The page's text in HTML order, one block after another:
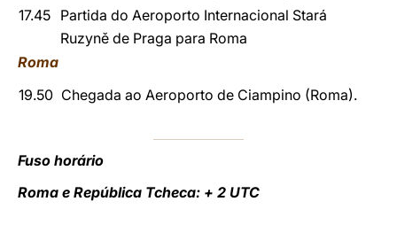
17.45 Partida do Aeroporto Internacional Stará
Ruzyně de Praga para Roma
Roma
19.50 Chegada ao Aeroporto de Ciampino (Roma).
Fuso horário
Roma e República Tcheca: + 2 UTC